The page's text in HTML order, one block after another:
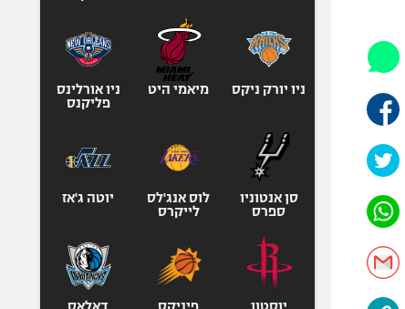
אופניים
ספורט מוטורי
כדורמים
בייסבול MLB
ספורט אתגרי
אומנויות לחימה
ניו יורק ניקס מיאמי היט
ניו אורלינס
פליקנס
סן אנטוניו
ספרס
לוס אנג'לס
לייקרס
יוטה ג'אז